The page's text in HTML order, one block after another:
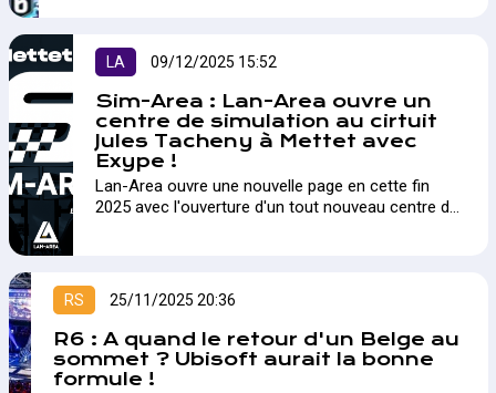
Bryan “Gilka” Seiller.…
LA 09/12/2025 15:52
Sim-Area : Lan-Area ouvre un
centre de simulation au cirtuit
Jules Tacheny à Mettet avec
Exype !
Lan-Area ouvre une nouvelle page en cette fin
2025 avec l'ouverture d'un tout nouveau centre de
RS 25/11/2025 20:36
R6 : A quand le retour d'un Belge au
sommet ? Ubisoft aurait la bonne
formule !